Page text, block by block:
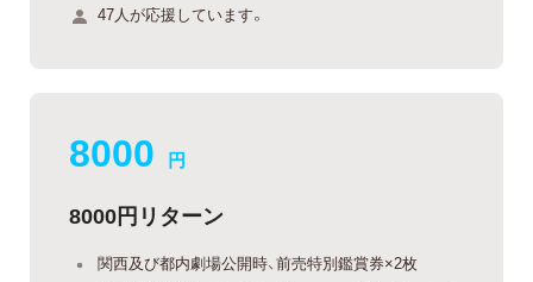
47人が応援しています。
8000 円
8000円リターン
関西及び都内劇場公開時、前売特別鑑賞券×2枚